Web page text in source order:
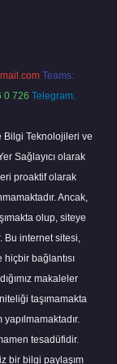
Teams:
0 726 Telegram:
Bilgi Teknolojileri ve
Sağlayıcı olarak
proaktif olarak
Ancak,
olup, siteye
Bu internet sitesi,
bağlantısı
makaleler
taşımamakta
tesadüfidir.
bir bilgi paylaşım